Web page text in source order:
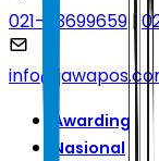
021-53699659 |
Awarding
Nasional